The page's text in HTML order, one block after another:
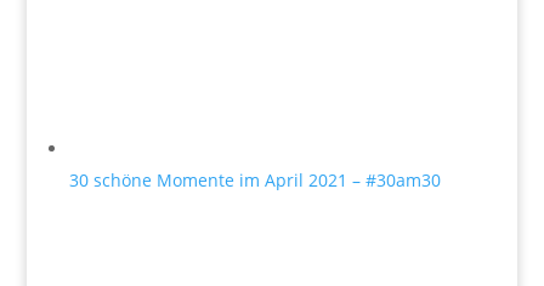
30 schöne Momente im April 2021 – #30am30